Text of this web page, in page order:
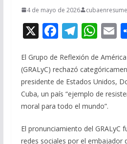
4 de mayo de 2026
X F
e
b
o
o
k
T
e
gr
a
m
W
at
s
A
p
p
E
l
El Grupo de Reflexión de
(GRALyC) rechazó
presidente de Estados Unidos,
Cuba, un país “ejemplo de
moral para todo el mundo”.
El pronunciamiento del GRALyC
redes sociales por el embajador